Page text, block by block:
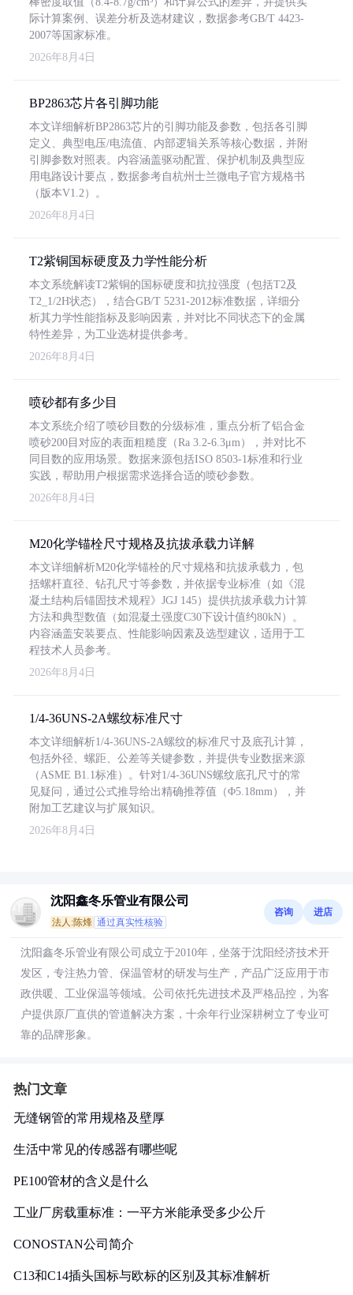
际计算案例、误差分析及选材建议，数据参考GB/T 4423-
2007等国家标准。
2026年8月4日
BP2863芯片各引脚功能
本文详细解析BP2863芯片的引脚功能及参数，包括各引脚
定义、典型电压/电流值、内部逻辑关系等核心数据，并附
引脚参数对照表。内容涵盖驱动配置、保护机制及典型应
用电路设计要点，数据参考自杭州士兰微电子官方规格书
（版本V1.2）。
2026年8月4日
T2紫铜国标硬度及力学性能分析
本文系统解读T2紫铜的国标硬度和抗拉强度（包括T2及
T2_1/2H状态），结合GB/T 5231-2012标准数据，详细分
析其力学性能指标及影响因素，并对比不同状态下的金属
特性差异，为工业选材提供参考。
2026年8月4日
喷砂都有多少目
本文系统介绍了喷砂目数的分级标准，重点分析了铝合金
喷砂200目对应的表面粗糙度（Ra 3.2-6.3μm），并对比不
同目数的应用场景。数据来源包括ISO 8503-1标准和行业
实践，帮助用户根据需求选择合适的喷砂参数。
2026年8月4日
M20化学锚栓尺寸规格及抗拔承载力详解
本文详细解析M20化学锚栓的尺寸规格和抗拔承载力，包
括螺杆直径、钻孔尺寸等参数，并依据专业标准（如《混
凝土结构后锚固技术规程》JGJ 145）提供抗拔承载力计算
方法和典型数值（如混凝土强度C30下设计值约80kN）。
内容涵盖安装要点、性能影响因素及选型建议，适用于工
程技术人员参考。
2026年8月4日
1/4-36UNS-2A螺纹标准尺寸
本文详细解析1/4-36UNS-2A螺纹的标准尺寸及底孔计算，
包括外径、螺距、公差等关键参数，并提供专业数据来源
（ASME B1.1标准）。针对1/4-36UNS螺纹底孔尺寸的常
见疑问，通过公式推导给出精确推荐值（Φ5.18mm），并
附加工艺建议与扩展知识。
2026年8月4日
沈阳鑫冬乐管业有限公司
法人:陈烽 通过真实性核验
咨询 进店
沈阳鑫冬乐管业有限公司成立于2010年，坐落于沈阳经济技术开
发区，专注热力管、保温管材的研发与生产，产品广泛应用于市
政供暖、工业保温等领域。公司依托先进技术及严格品控，为客
户提供原厂直供的管道解决方案，十余年行业深耕树立了专业可
靠的品牌形象。
热门文章
无缝钢管的常用规格及壁厚
生活中常见的传感器有哪些呢
PE100管材的含义是什么
工业厂房载重标准：一平方米能承受多少公斤
CONOSTAN公司简介
C13和C14插头国标与欧标的区别及其标准解析